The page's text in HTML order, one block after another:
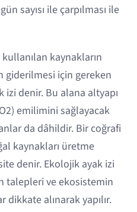
sayısı ile çarpılması ile
kaynakların
giderilmesi için gereken
denir. Bu alana altyapı
emilimini sağlayacak
da dâhildir. Bir coğrafi
kaynakları üretme
denir. Ekolojik ayak izi
talepleri ve ekosistemin
dikkate alınarak yapılır.